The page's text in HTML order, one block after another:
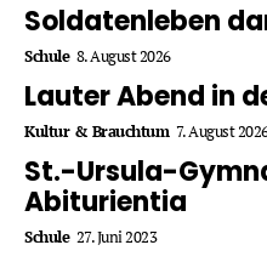
Soldatenleben
Schule 8. August 2026
Lauter Abend in
Kultur & Brauchtum 7. August
St.-Ursula-
Abiturientia
Schule 27. Juni 2023